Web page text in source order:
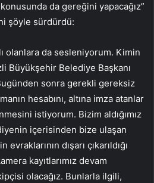
da gereğini yapacağız”
şöyle sürdürdü:
olanlara da sesleniyorum. Kimin
Büyükşehir Belediye Başkanı
sonra gerekli gereksiz
hesabını, altına imza atanlar
istiyorum. Bizim aldığımız
içerisinden bize ulaşan
dışarı çıkarıldığı
kayıtlarımız devam
olacağız. Bunlarla ilgili,